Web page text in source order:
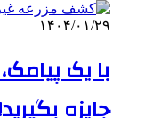
۱۴۰۴/۰۱/۲۹
جایزه